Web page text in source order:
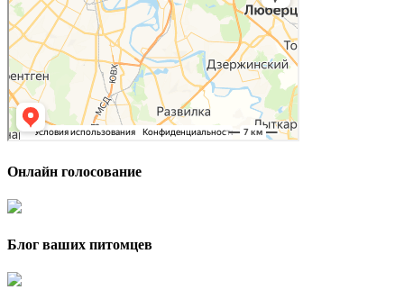
Онлайн голосование
Блог ваших питомцев